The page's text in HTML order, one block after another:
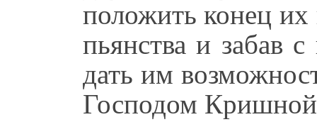
положить конец
пьянства и забав
дать им
Господом